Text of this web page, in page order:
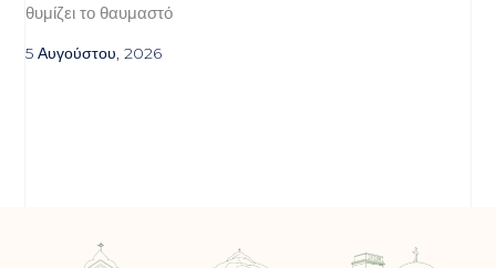
θυμίζει το θαυμαστό
5 Αυγούστου, 2026